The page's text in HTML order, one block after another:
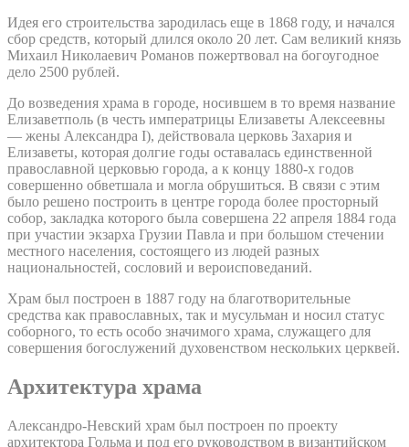
Идея его строительства зародилась еще в 1868 году, и начался
сбор средств, который длился около 20 лет. Сам великий князь
Михаил Николаевич Романов пожертвовал на богоугодное
дело 2500 рублей.
До возведения храма в городе, носившем в то время название
Елизаветполь (в честь императрицы Елизаветы Алексеевны
— жены Александра I), действовала церковь Захария и
Елизаветы, которая долгие годы оставалась единственной
православной церковью города, а к концу 1880-х годов
совершенно обветшала и могла обрушиться. В связи с этим
было решено построить в центре города более просторный
собор, закладка которого была совершена 22 апреля 1884 года
при участии экзарха Грузии Павла и при большом стечении
местного населения, состоящего из людей разных
национальностей, сословий и вероисповеданий.
Храм был построен в 1887 году на благотворительные
средства как православных, так и мусульман и носил статус
соборного, то есть особо значимого храма, служащего для
совершения богослужений духовенством нескольких церквей.
Архитектура храма
Александро-Невский храм был построен по проекту
архитектора Гольма и под его руководством в византийском